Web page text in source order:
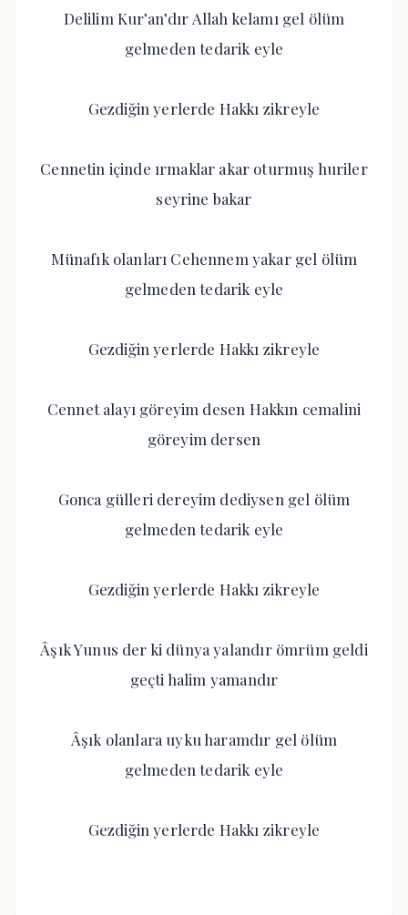
Delilim Kur’an’dır Allah kelamı gel ölüm
gelmeden tedarik eyle
Gezdiğin yerlerde Hakkı zikreyle
Cennetin içinde ırmaklar akar oturmuş huriler
seyrine bakar
Münafık olanları Cehennem yakar gel ölüm
gelmeden tedarik eyle
Gezdiğin yerlerde Hakkı zikreyle
Cennet alayı göreyim desen Hakkın cemalini
göreyim dersen
Gonca gülleri dereyim dediysen gel ölüm
gelmeden tedarik eyle
Gezdiğin yerlerde Hakkı zikreyle
Âşık Yunus der ki dünya yalandır ömrüm geldi
geçti halim yamandır
Âşık olanlara uyku haramdır gel ölüm
gelmeden tedarik eyle
Gezdiğin yerlerde Hakkı zikreyle